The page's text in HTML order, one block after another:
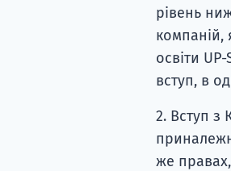
рівень
компаній,
освіти
вступ, в
2. Вступ з
же